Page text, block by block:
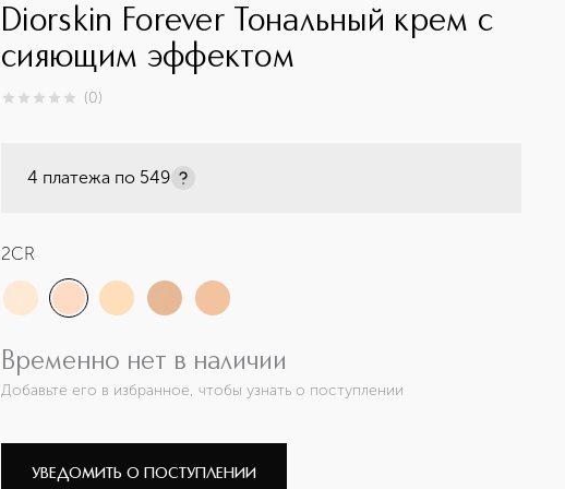
Diorskin Forever Тональный крем с
сияющим эффектом
0из 0 (0)
4 платежа по 549
2CR
Временно нет в наличии
Добавьте его в избранное, чтобы узнать о поступлении
УВЕДОМИТЬ О ПОСТУПЛЕНИИ